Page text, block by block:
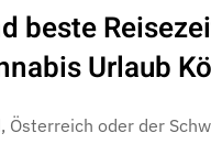
beste
Urlaub
Österreich oder der